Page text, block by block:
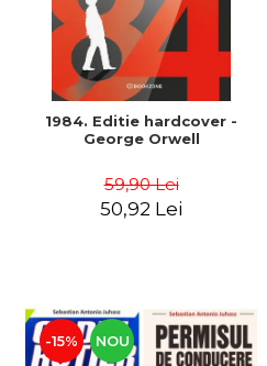
1984. Editie hardcover -
George Orwell
59,90 Lei
50,92 Lei
-15% NOU